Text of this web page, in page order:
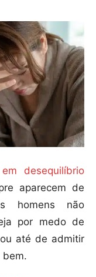
desequilíbrio
aparecem de
homens não
por medo de
até de admitir
bem.